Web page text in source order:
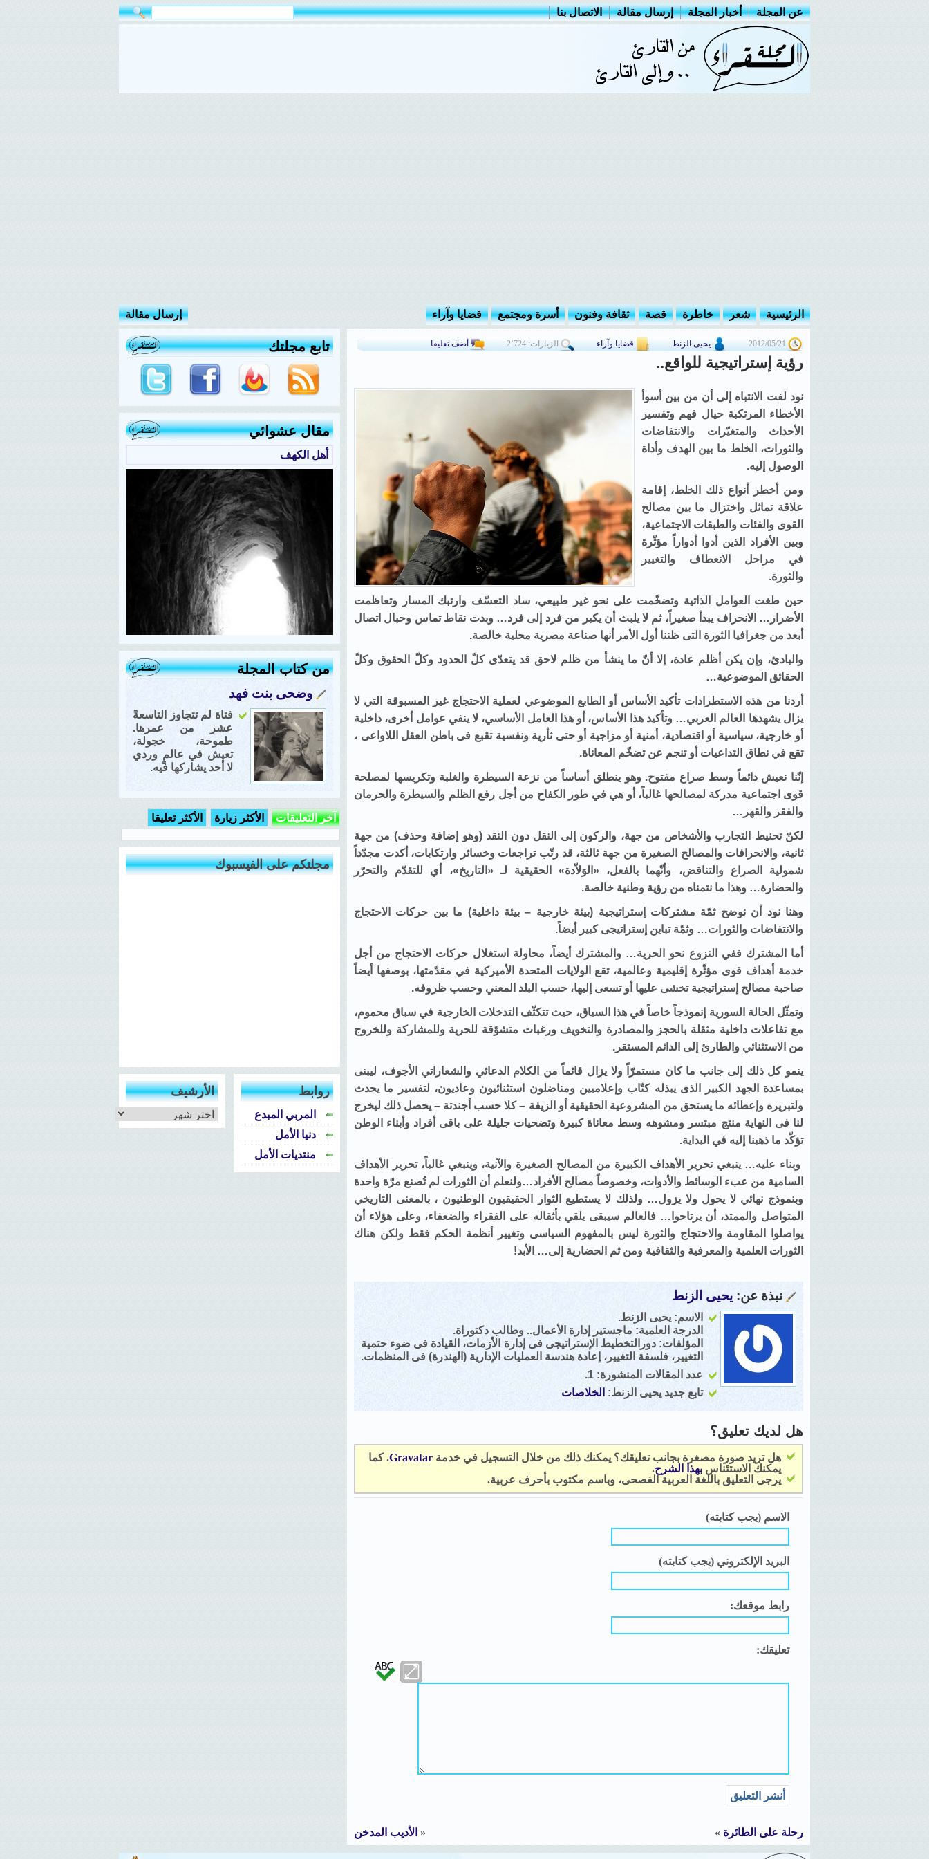
عن المجلة أخبار المجلة إرسال مقالة الاتصال بنا
الرئيسية شعر خاطرة قصة ثقافة وفنون أسرة ومجتمع قضايا وآراء إرسال مقالة
2012/05/21 يحيى الزنط قضايا وآراء الزيارات: 2٬724 أضف تعليقا
رؤية إستراتيجية للواقع..
نود لفت الانتباه إلى أن من بين أسوأ
الأخطاء المرتكبة حيال فهم وتفسير
الأحداث والمتغيّرات والانتفاضات
والثورات، الخلط ما بين الهدف وأداة
الوصول إليه.
ومن أخطر أنواع ذلك الخلط، إقامة
علاقة تماثل واختزال ما بين مصالح
القوى والفئات والطبقات الاجتماعية،
وبين الأفراد الذين أدوا أدواراً مؤثّرة
في مراحل الانعطاف والتغيير
والثورة.
حين طغت العوامل الذاتية وتضخّمت على نحو غير طبيعي، ساد التعسّف وارتبك المسار وتعاظمت
الأضرار… الانحراف يبدأ صغيراً، ثم لا يلبث أن يكبر من فرد إلى فرد… وبدت نقاط تماس وحبال اتصال
أبعد من جغرافيا الثورة التى ظننا أول الأمر أنها صناعة مصرية محلية خالصة.
والبادئ، وإن يكن أظلم عادة، إلا أنّ ما ينشأ من ظلم لاحق قد يتعدّى كلّ الحدود وكلّ الحقوق وكلّ
الحقائق الموضوعية…
أردنا من هذه الاستطرادات تأكيد الأساس أو الطابع الموضوعي لعملية الاحتجاج غير المسبوقة التي لا
يزال يشهدها العالم العربي… وتأكيد هذا الأساس، أو هذا العامل الأساسي، لا ينفي عوامل أخرى، داخلية
أو خارجية، سياسية أو اقتصادية، أمنية أو مزاجية أو حتى ثأرية ونفسية تقبع فى باطن العقل اللاواعى ،
تقع في نطاق التداعيات أو تنجم عن تضخّم المعاناة.
إنّنا نعيش دائماً وسط صراع مفتوح. وهو ينطلق أساساً من نزعة السيطرة والغلبة وتكريسها لمصلحة
قوى اجتماعية مدركة لمصالحها غالباً، أو هي في طور الكفاح من أجل رفع الظلم والسيطرة والحرمان
والفقر والقهر…
لكنّ تحنيط التجارب والأشخاص من جهة، والركون إلى النقل دون النقد (وهو إضافة وحذف) من جهة
ثانية، والانحرافات والمصالح الصغيرة من جهة ثالثة، قد رتّب تراجعات وخسائر وارتكابات، أكدت مجدّداً
شمولية الصراع والتناقض، وأنّهما بالفعل، «الوَلاّدة» الحقيقية لـ «التاريخ»، أي للتقدّم والتحرّر
والحضارة… وهذا ما نتمناه من رؤية وطنية خالصة.
وهنا نود أن نوضح ثمّة مشتركات إستراتيجية (بيئة خارجية – بيئة داخلية) ما بين حركات الاحتجاج
والانتفاضات والثورات… وثمّة تباين إستراتيجى كبير أيضاً.
أما المشترك ففي النزوع نحو الحرية… والمشترك أيضاً، محاولة استغلال حركات الاحتجاج من أجل
خدمة أهداف قوى مؤثّرة إقليمية وعالمية، تقع الولايات المتحدة الأميركية في مقدّمتها، بوصفها أيضاً
صاحبة مصالح إستراتيجية تخشى عليها أو تسعى إليها، حسب البلد المعني وحسب ظروفه.
وتمثّل الحالة السورية إنموذجاً خاصاً في هذا السياق، حيث تتكثّف التدخلات الخارجية في سباق محموم،
مع تفاعلات داخلية مثقلة بالحجز والمصادرة والتخويف ورغبات متشوّقة للحرية وللمشاركة وللخروج
من الاستثنائي والطارئ إلى الدائم المستقر.
ينمو كل ذلك إلى جانب ما كان مستمرّاً ولا يزال قائماً من الكلام الدعائي والشعاراتي الأجوف، ليبنى
بمساعدة الجهد الكبير الذى يبذله كتّاب وإعلاميين ومناضلون استثنائيون وعاديون، لتفسير ما يحدث
ولتبريره وإعطائه ما يستحق من المشروعية الحقيقية أو الزيفة – كلا حسب أجندتة – يحصل ذلك ليخرج
لنا فى النهاية منتج مبتسر ومشوهه وسط معاناة كبيرة وتضحيات جليلة على باقى أفراد وأبناء الوطن
تؤكّد ما ذهبنا إليه في البداية.
وبناء عليه… ينبغي تحرير الأهداف الكبيرة من المصالح الصغيرة والآنية، وينبغي غالباً، تحرير الأهداف
السامية من عبء الوسائط والأدوات، وخصوصاً مصالح الأفراد…ولنعلم أن الثورات لم تُصنع مرّة واحدة
وبنموذج نهائي لا يحول ولا يزول… ولذلك لا يستطيع الثوار الحقيقيون الوطنيون ، بالمعنى التاريخي
المتواصل والممتد، أن يرتاحوا… فالعالم سيبقى يلقي بأثقاله على الفقراء والضعفاء، وعلى هؤلاء أن
يواصلوا المقاومة والاحتجاج والثورة ليس بالمفهوم السياسى وتغيير أنظمة الحكم فقط ولكن هناك
الثورات العلمية والمعرفية والثقافية ومن ثم الحضارية إلى… الأبد!
نبذة عن: يحيى الزنط
الاسم: يحيى الزنط.
الدرجة العلمية: ماجستير إدارة الأعمال.. وطالب دكتوراة.
المؤلفات: دورالتخطيط الإستراتيجى فى إدارة الأزمات، القيادة فى ضوء حتمية
التغيير، فلسفة التغيير، إعادة هندسة العمليات الإدارية (الهندرة) فى المنظمات.
عدد المقالات المنشورة: 1.
تابع جديد يحيى الزنط: الخلاصات
هل لديك تعليق؟
هل تريد صورة مصغرة بجانب تعليقك؟ يمكنك ذلك من خلال التسجيل في خدمة Gravatar. كما
يمكنك الاستئناس بهذا الشرح.
يرجى التعليق باللغة العربية الفصحى، وباسم مكتوب بأحرف عربية.
الاسم (يجب كتابته)
البريد الإلكتروني (يجب كتابته)
رابط موقعك:
تعليقك:
« الأديب المدخن رحلة على الطائرة »
تابع مجلتك
مقال عشوائي
أهل الكهف
من كتاب المجلة
وضحى بنت فهد
فتاة لم تتجاوز التاسعةً
عشر من عمرها.
طموحة، خجولة،
تعيش في عالمٍ وردي
لا أحد يشاركها فيه.
آخر التعليقات الأكثر زيارة الأكثر تعليقا
مجلتكم على الفيسبوك
روابط
المربي المبدع
دنيا الأمل
منتديات الأمل
الأرشيف
الأرشيف